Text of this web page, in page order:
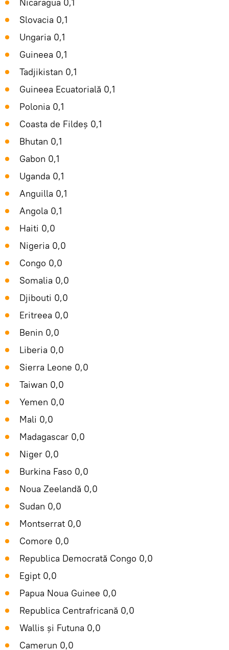
Slovacia 0,1
Ungaria 0,1
Guineea 0,1
Tadjikistan 0,1
Guineea Ecuatorială 0,1
Polonia 0,1
Coasta de Fildeș 0,1
Bhutan 0,1
Gabon 0,1
Uganda 0,1
Anguilla 0,1
Angola 0,1
Haiti 0,0
Nigeria 0,0
Congo 0,0
Somalia 0,0
Djibouti 0,0
Eritreea 0,0
Benin 0,0
Liberia 0,0
Sierra Leone 0,0
Taiwan 0,0
Yemen 0,0
Mali 0,0
Madagascar 0,0
Niger 0,0
Burkina Faso 0,0
Noua Zeelandă 0,0
Sudan 0,0
Montserrat 0,0
Comore 0,0
Republica Democrată Congo 0,0
Egipt 0,0
Papua Noua Guinee 0,0
Republica Centrafricană 0,0
Wallis și Futuna 0,0
Camerun 0,0